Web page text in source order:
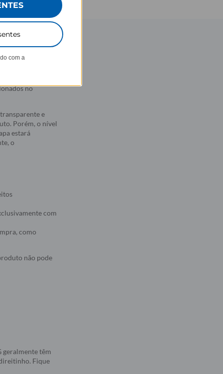
no
e
Porém, o nível
estará
o
com
como
não pode
geralmente têm
Fique
com a